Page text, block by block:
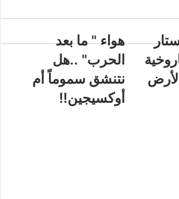
هواء " ما بعد
الحرب" ..هل
نتنشق سموماً أم
أوكسيجين!!